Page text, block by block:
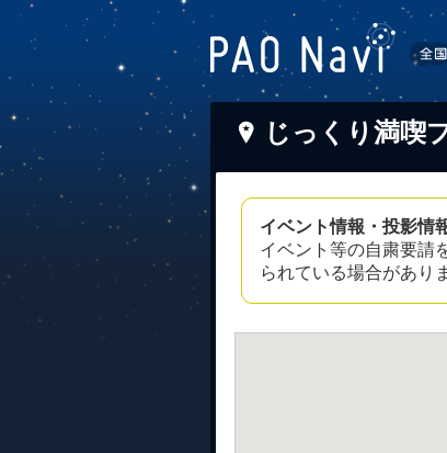
じっくり満喫
イベント情報・投影情
イベント等の自粛要請
られている場合があり